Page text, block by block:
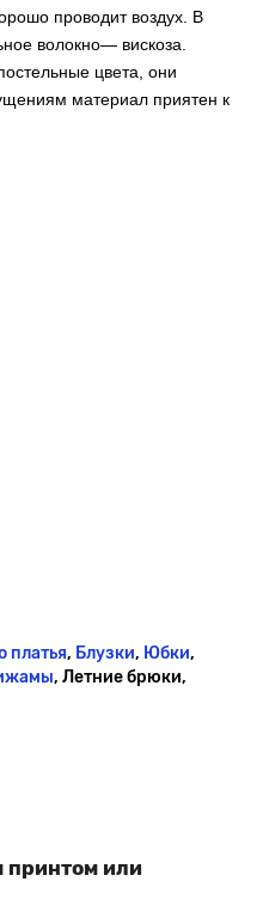
проводит воздух. В
волокно— вискоза.
цвета, они
материал приятен к
платья, Блузки, Юбки,
, Летние брюки,
принтом или